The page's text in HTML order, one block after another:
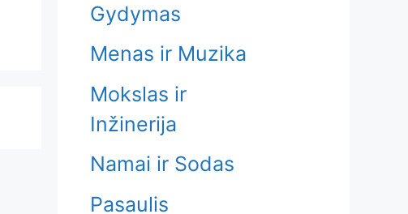
Gydymas
Menas ir Muzika
Mokslas ir
Inžinerija
Namai ir Sodas
Pasaulis